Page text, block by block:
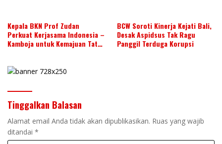
ASEAN
Kepala BKN Prof Zudan
Perkuat Kerjasama Indonesia –
Kamboja untuk Kemajuan Tata
BCW Soroti Kinerja Kejati Bali,
Desak Aspidsus Tak Ragu
Panggil Terduga Korupsi
Tinggalkan Balasan
Alamat email Anda tidak akan dipublikasikan. Ruas yang wajib
ditandai *